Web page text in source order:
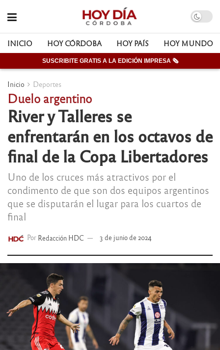
INICIO HOY CÓRDOBA HOY PAÍS HOY MUNDO
SUSCRIBITE GRATIS A LA EDICIÓN IMPRESA 🗞
Inicio Deportes
Duelo argentino
River y Talleres se
enfrentarán en los octavos de
final de la Copa Libertadores
Uno de los cruces más atractivos por el
condimento de que son dos equipos argentinos
que se disputarán el lugar para los cuartos de
final
Por Redacción HDC 3 de junio de 2024